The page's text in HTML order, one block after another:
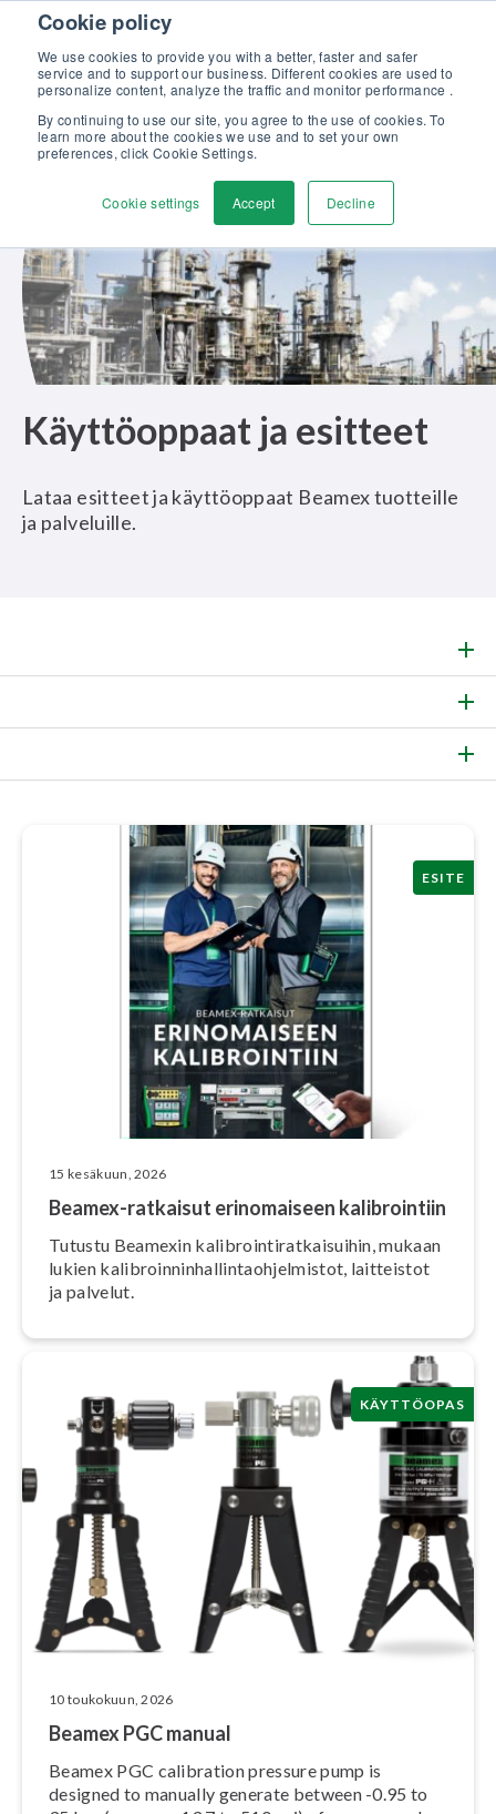
Cookie policy
We use cookies to provide you with a better, faster and safer
service and to support our business. Different cookies are used to
personalize content, analyze the traffic and monitor performance .
By continuing to use our site, you agree to the use of cookies. To
learn more about the cookies we use and to set your own
preferences, click Cookie Settings.
Cookie settings Accept Decline
Skip to content
Tutustu uuteen Beamex-ratkaisut erinomaiseen kalibrointiin -
Ota yhteyttä
Käyttöoppaat ja esitteet
Lataa esitteet ja käyttöoppaat Beamex tuotteille
ja palveluille.
ESITE
15 kesäkuun, 2026
Beamex-ratkaisut erin­omai­seen ka­libroin­tiin
Tutustu Beamexin ka­libroin­ti­rat­kai­sui­hin, mukaan
lukien ka­libroin­nin­hal­lin­taoh­jel­mis­tot, laitteistot
ja palvelut.
KÄYTTÖOPAS
10 toukokuun, 2026
Beamex PGC manual
Beamex PGC calibration pressure pump is
designed to manually generate between -0.95 to